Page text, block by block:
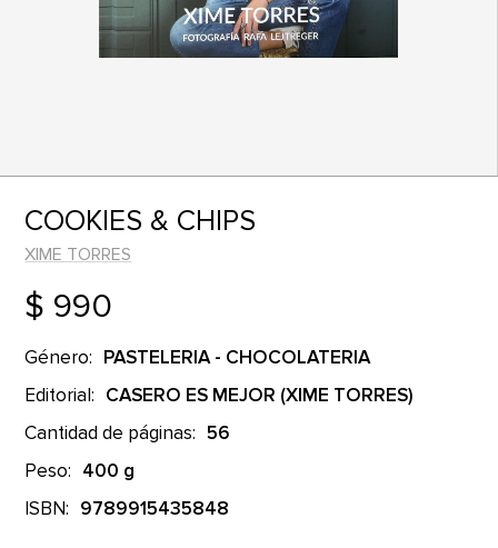
COOKIES & CHIPS
XIME TORRES
$ 990
Género: PASTELERIA - CHOCOLATERIA
Editorial: CASERO ES MEJOR (XIME TORRES)
Cantidad de páginas: 56
Peso: 400 g
ISBN: 9789915435848